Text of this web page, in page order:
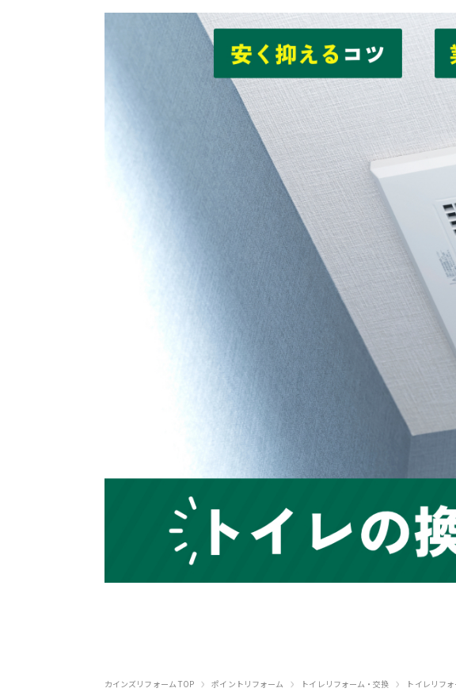
カインズリフォーム TOP › ポイントリフォーム › トイレリフォーム・交換 › トイレリフ